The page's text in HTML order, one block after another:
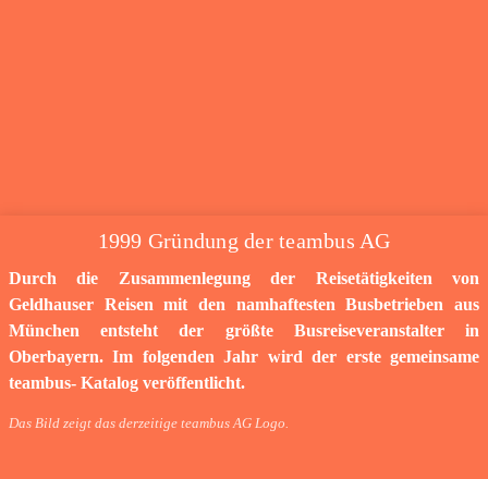
1999 Gründung der teambus AG
Durch die Zusammenlegung der Reisetätigkeiten von
Geldhauser Reisen mit den namhaftesten Busbetrieben aus
München entsteht der größte Busreiseveranstalter in
Oberbayern. Im folgenden Jahr wird der erste gemeinsame
teambus- Katalog veröffentlicht.
Das Bild zeigt das derzeitige teambus AG Logo.